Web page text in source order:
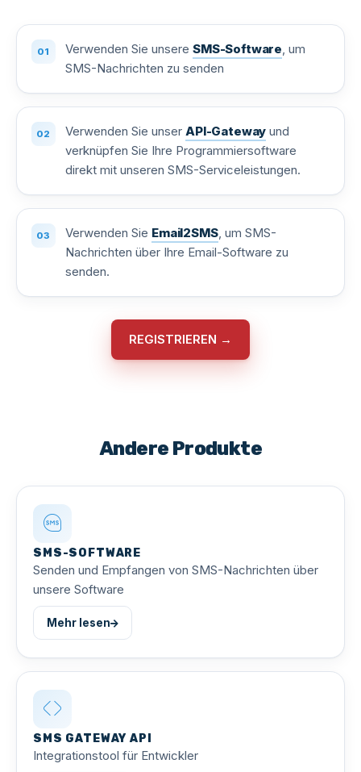
Verwenden Sie unsere SMS-Software, um
SMS-Nachrichten zu senden
Verwenden Sie unser API-Gateway und
verknüpfen Sie Ihre Programmiersoftware
direkt mit unseren SMS-Serviceleistungen.
Verwenden Sie Email2SMS, um SMS-
Nachrichten über Ihre Email-Software zu
senden.
REGISTRIEREN →
Andere Produkte
SMS-SOFTWARE
Senden und Empfangen von SMS-Nachrichten über
unsere Software
Mehr lesen
SMS GATEWAY API
Integrationstool für Entwickler